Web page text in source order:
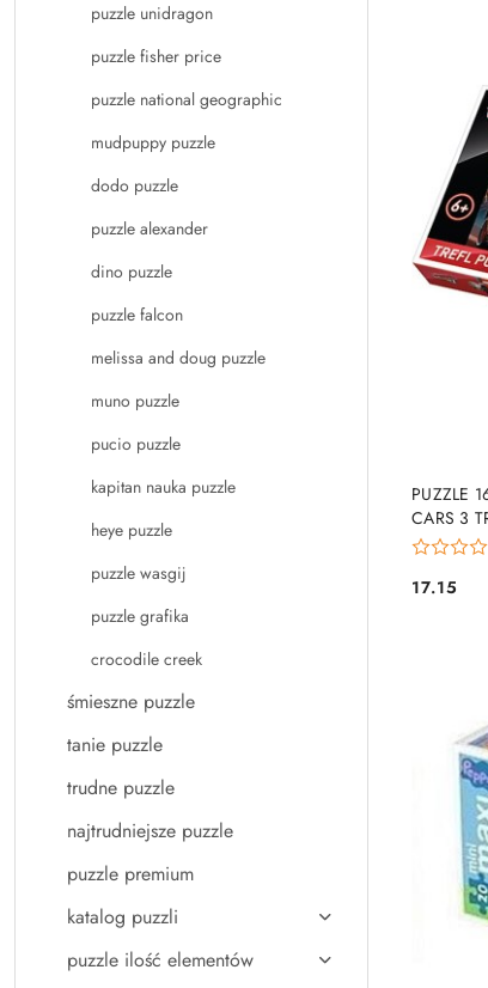
puzzle unidragon
puzzle fisher price
puzzle national geographic
mudpuppy puzzle
dodo puzzle
puzzle alexander
dino puzzle
puzzle falcon
melissa and doug puzzle
muno puzzle
pucio puzzle
kapitan nauka puzzle
heye puzzle
puzzle wasgij
puzzle grafika
crocodile creek
śmieszne puzzle
tanie puzzle
trudne puzzle
najtrudniejsze puzzle
puzzle premium
katalog puzzli
puzzle ilość elementów
PUZZLE
CARS 3
Cena:
17.15